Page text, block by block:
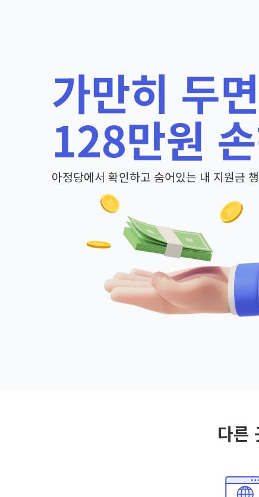
가만히 두면
128만원
아정당에서 확인하고 숨어있는 내 지원금
다른